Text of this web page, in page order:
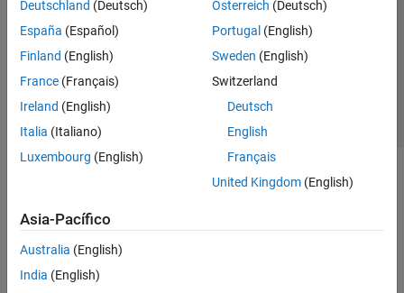
Navigation Toolbox
Powertrain Blockset
RoadRunner
RoadRunner Scenario
Robotics System Toolbox
ROS Toolbox
UAV Toolbox
Vehicle Dynamics Blockset
Vehicle Network Toolbox
Deutschland (Deutsch)
España (Español)
Finland (English)
France (Français)
Ireland (English)
Italia (Italiano)
Luxembourg (English)
Österreich (Deutsch)
Portugal (English)
Sweden (English)
Switzerland
Deutsch
English
Français
United Kingdom(English)
Asia-Pacífico
Australia (English)
India (English)
Información de contacto
© 1994-2026 The MathWorks, Inc.
Seleccione un país/